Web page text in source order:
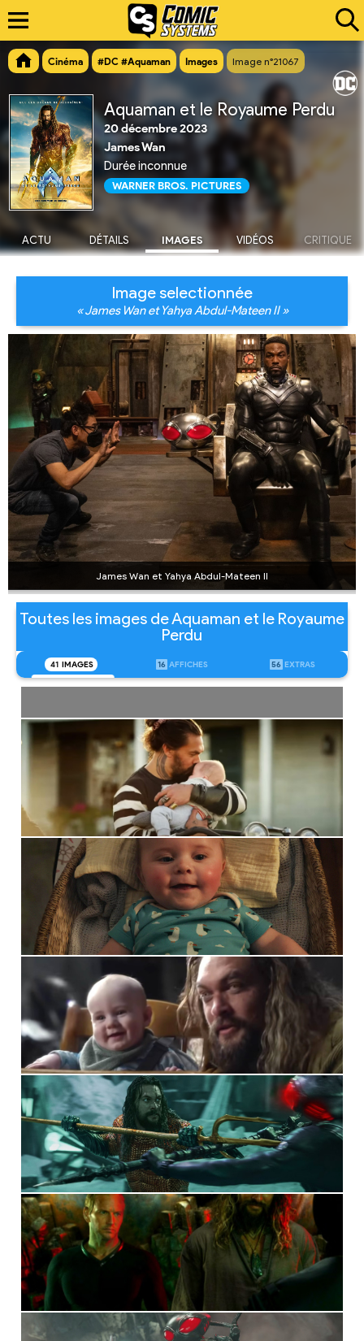
Cinéma #DC #Aquaman Images Image n°21067
Aquaman et le Royaume Perdu
20 décembre 2023
James Wan
Durée inconnue
WARNER BROS. PICTURES
ACTU DÉTAILS IMAGES VIDÉOS CRITIQUE
Image selectionnée
« James Wan et Yahya Abdul-Mateen II »
James Wan et Yahya Abdul-Mateen II
Toutes les images de Aquaman et le Royaume
Perdu
41 IMAGES 16 AFFICHES 56 EXTRAS